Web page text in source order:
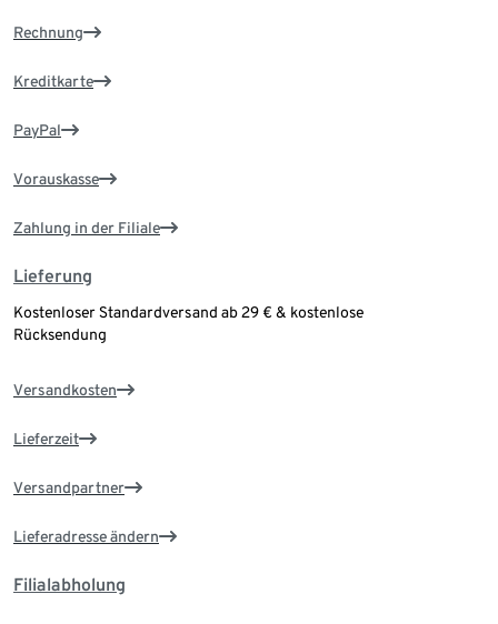
Rechnung
Kreditkarte
PayPal
Vorauskasse
Zahlung in der Filiale
Lieferung
Kostenloser Standardversand ab 29 € & kostenlose
Rücksendung
Versandkosten
Lieferzeit
Versandpartner
Lieferadresse ändern
Filialabholung